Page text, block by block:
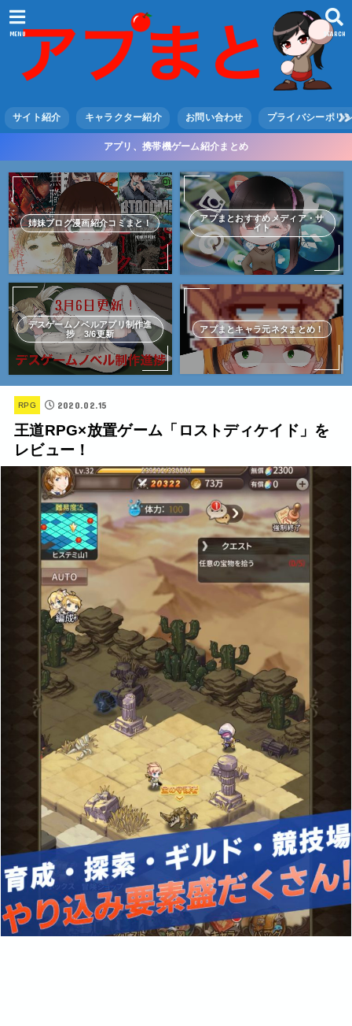
SEARCH
MENU
サイト紹介 キャラクター紹介 お問い合わせ プライバシーポリ
アプリ、携帯機ゲーム紹介まとめ
姉妹ブログ漫画紹介コミまと！
アプまとおすすめメディア・サ
イト
デスゲームノベルアプリ制作進
捗 3/6更新
アプまとキャラ元ネタまとめ！
RPG 2020.02.15
王道RPG×放置ゲーム「ロストディケイド」を
レビュー！